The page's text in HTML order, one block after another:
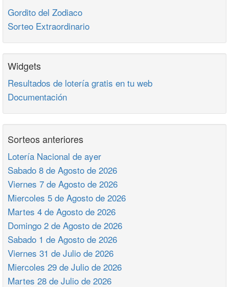
Gordito del Zodiaco
Sorteo Extraordinario
Widgets
Resultados de lotería gratis en tu web
Documentación
Sorteos anteriores
Lotería Nacional de ayer
Sabado 8 de Agosto de 2026
Viernes 7 de Agosto de 2026
Miercoles 5 de Agosto de 2026
Martes 4 de Agosto de 2026
Domingo 2 de Agosto de 2026
Sabado 1 de Agosto de 2026
Viernes 31 de Julio de 2026
Miercoles 29 de Julio de 2026
Martes 28 de Julio de 2026